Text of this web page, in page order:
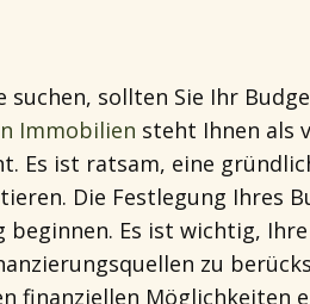
suchen, sollten Sie Ihr
Immobilien steht Ihnen als
Es ist ratsam, eine
Die Festlegung Ihres
Es ist wichtig,
zu
finanziellen